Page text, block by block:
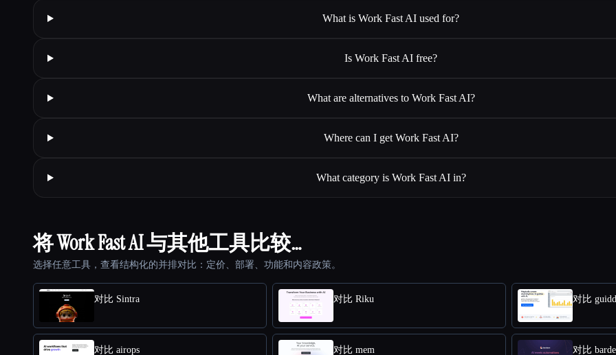
What is Work Fast AI used for?
Is Work Fast AI free?
What are alternatives to Work Fast AI?
Where can I get Work Fast AI?
What category is Work Fast AI in?
将 Work Fast AI 与其他工具比较…
选择任意工具，查看结构化的并排对比：定价、部署、功能和内容政策。
对比 Sintra 对比 Riku 对比
对比 airops 对比 mem 对比